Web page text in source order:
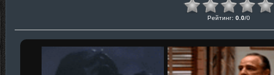
Рейтинг: 0.0/0